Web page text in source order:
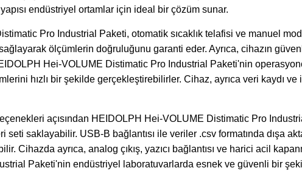
endüstriyel ortamlar için ideal bir çözüm sunar.
Pro Industrial Paketi, otomatik sıcaklık telafisi ve manuel mod
ölçümlerin doğruluğunu garanti eder. Ayrıca, cihazın
Hei-VOLUME Distimatic Pro Industrial Paketi'nin
hızlı bir şekilde gerçekleştirebilirler. Cihaz, ayrıca veri kaydı
açısından HEIDOLPH Hei-VOLUME Distimatic Pro
saklayabilir. USB-B bağlantısı ile veriler .csv formatında dışa
Cihazda ayrıca, analog çıkış, yazıcı bağlantısı ve harici acil
Paketi'nin endüstriyel laboratuvarlarda esnek ve güvenli bir